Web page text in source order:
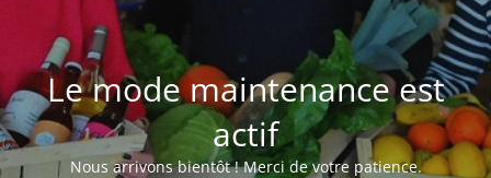
Le mode maintenance est
actif
Nous arrivons bientôt ! Merci de votre patience.